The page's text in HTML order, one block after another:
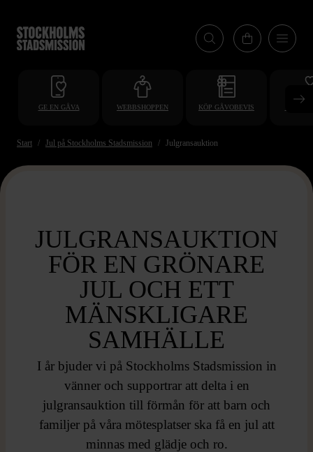
till
huvudinnehåll
GE EN GÅVA WEBBSHOPPEN KÖP GÅVOBEVIS
Start Jul på Stockholms Stadsmission Julgransauktion
JULGRANSAUKTION
FÖR EN GRÖNARE
JUL OCH ETT
MÄNSKLIGARE
SAMHÄLLE
I år bjuder vi på Stockholms Stadsmission in
vänner och supportrar att delta i en
julgransauktion till förmån för att barn och
familjer på våra mötesplatser ska få en jul att
minnas med glädje och ro.